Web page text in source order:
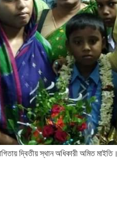
দ্বিতীয় স্থান অধিকারী অমিত মাইতি।